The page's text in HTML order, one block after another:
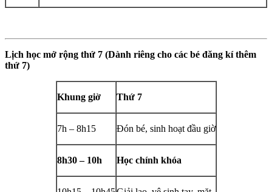
Lịch học mở rộng thứ 7 (Dành riêng cho các bé đăng kí thêm
thứ 7)
Khung giờ Thứ 7
7h – 8h15 Đón bé, sinh hoạt đầu giờ
8h30 – 10h Học chính khóa